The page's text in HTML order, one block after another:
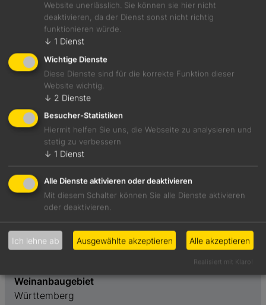
Perfekter Aperitif mit Pink Grapefruit, Blutorange und
Rhabarber. Erinnert an einen sehr bekannten italienischen
Bitter.
Preßsack vom Oktopus mit Tapenade
Perlend
7,90 €
Geschmack
Weinanbaugebiet
Württemberg
Website unerlässlich. Sie können sie hier nicht
deaktivieren, da der Dienst sonst nicht richtig
funktionieren würde.
↓ 1 Dienst
Wichtige Dienste
Diese Dienste sind für die korrekte Funktion dieser
Website wichtig.
↓ 2 Dienste
Besucher-Statistiken
Hiermit helfen Sie uns, die Webseite zu analysieren und
stetig zu verbessern
↓ 1 Dienst
Alle Dienste aktivieren oder deaktivieren
Mit diesem Schalter können Sie alle Dienste aktivieren
oder deaktivieren.
Ich lehne ab Ausgewählte akzeptieren Alle akzeptieren
Realisiert mit Klaro!